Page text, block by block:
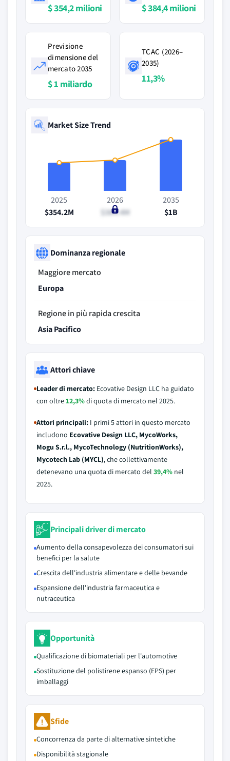
$ 354,2 milioni $ 384,4 milioni
Previsione
dimensione del
mercato 2035
$ 1 miliardo
TCAC (2026–
2035)
11,3%
Market Size Trend
2025
$354.2M
2026
$384.4M
2035
$1B
Dominanza regionale
Maggiore mercato
Europa
Regione in più rapida crescita
Asia Pacifico
Attori chiave
Leader di mercato: Ecovative Design LLC ha guidato
con oltre12,3%di quota di mercato nel 2025.
Attori principali: I primi 5 attori in questo mercato
includono Ecovative Design LLC, MycoWorks,
Mogu S.r.l., MycoTechnology (NutritionWorks),
Mycotech Lab (MYCL), che collettivamente
detenevano una quota di mercato del 39,4% nel
2025.
Principali driver di mercato
Aumento della consapevolezza dei consumatori sui
benefici per la salute
Crescita dell'industria alimentare e delle bevande
Espansione dell'industria farmaceutica e
nutraceutica
Opportunità
Qualificazione di biomateriali per l'automotive
Sostituzione del polistirene espanso (EPS) per
imballaggi
Sfide
Concorrenza da parte di alternative sintetiche
Disponibilità stagionale